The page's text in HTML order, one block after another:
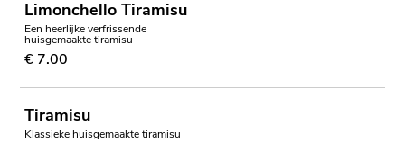
Limonchello Tiramisu
Een heerlijke verfrissende
huisgemaakte tiramisu
€ 7.00
Tiramisu
Klassieke huisgemaakte tiramisu